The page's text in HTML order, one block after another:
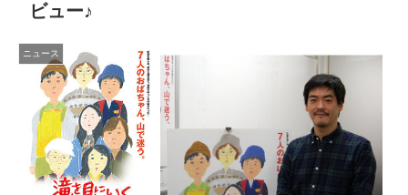
ビュー♪
ニュース